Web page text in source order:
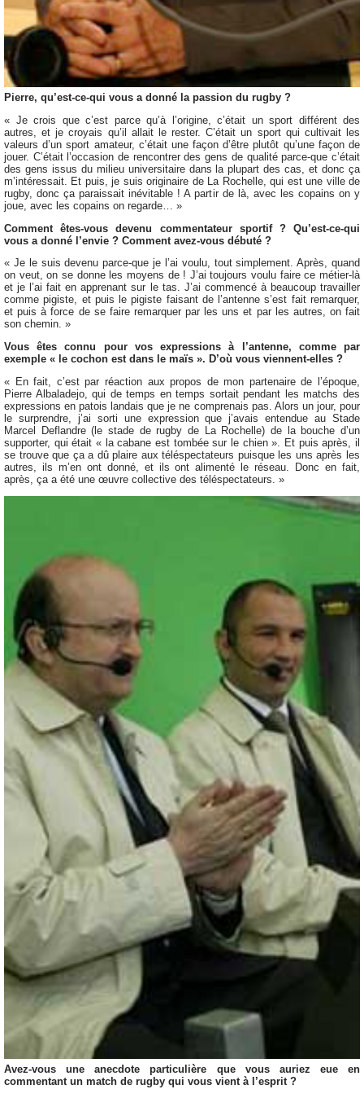
Pierre, qu’est-ce-qui vous a donné la passion du rugby ?
« Je crois que c’est parce qu’à l’origine, c’était un sport différent des
autres, et je croyais qu’il allait le rester. C’était un sport qui cultivait les
valeurs d’un sport amateur, c’était une façon d’être plutôt qu’une façon de
jouer. C’était l’occasion de rencontrer des gens de qualité parce-que c’était
des gens issus du milieu universitaire dans la plupart des cas, et donc ça
m’intéressait. Et puis, je suis originaire de La Rochelle, qui est une ville de
rugby, donc ça paraissait inévitable ! A partir de là, avec les copains on y
joue, avec les copains on regarde… »
Comment êtes-vous devenu commentateur sportif ? Qu’est-ce-qui
vous a donné l’envie ? Comment avez-vous débuté ?
« Je le suis devenu parce-que je l’ai voulu, tout simplement. Après, quand
on veut, on se donne les moyens de ! J’ai toujours voulu faire ce métier-là
et je l’ai fait en apprenant sur le tas. J’ai commencé à beaucoup travailler
comme pigiste, et puis le pigiste faisant de l’antenne s’est fait remarquer,
et puis à force de se faire remarquer par les uns et par les autres, on fait
son chemin. »
Vous êtes connu pour vos expressions à l’antenne, comme par
exemple « le cochon est dans le maïs ». D’où vous viennent-elles ?
« En fait, c’est par réaction aux propos de mon partenaire de l’époque,
Pierre Albaladejo, qui de temps en temps sortait pendant les matchs des
expressions en patois landais que je ne comprenais pas. Alors un jour, pour
le surprendre, j’ai sorti une expression que j’avais entendue au Stade
Marcel Deflandre (le stade de rugby de La Rochelle) de la bouche d’un
supporter, qui était « la cabane est tombée sur le chien ». Et puis après, il
se trouve que ça a dû plaire aux téléspectateurs puisque les uns après les
autres, ils m’en ont donné, et ils ont alimenté le réseau. Donc en fait,
après, ça a été une œuvre collective des téléspectateurs. »
Avez-vous une anecdote particulière que vous auriez eue en
commentant un match de rugby qui vous vient à l’esprit ?